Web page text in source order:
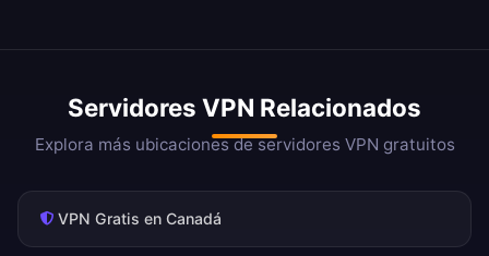
Servidores VPN Relacionados
Explora más ubicaciones de servidores VPN gratuitos
VPN Gratis en Canadá